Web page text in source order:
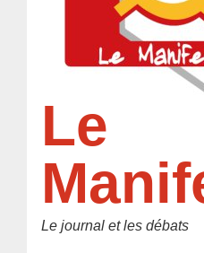
Le
Le journal et les débats